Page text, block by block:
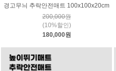
경고무늬 추락안전매트 100x100x20cm
200,000원
(10%할인)
180,000원